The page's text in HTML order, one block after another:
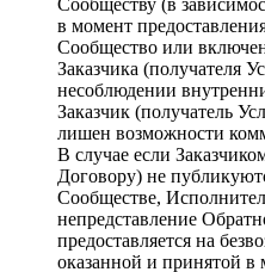
Сообществу (в
в момент
Сообщество или
Заказчика (получателя
несоблюдении
Заказчик (получатель
лишен возможности
В случае если
Договору) не
Сообществе,
непредставление
предоставляется на
оказанной и принятой в